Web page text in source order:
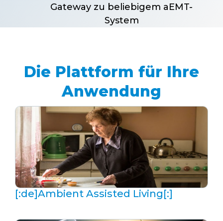
Gateway zu beliebigem aEMT-
System
Die Plattform für Ihre
Anwendung
[:de]Ambient Assisted Living[:]